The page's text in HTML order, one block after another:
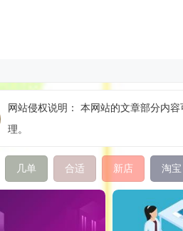
网站侵权说明： 本网站的文章部分内
理。
几单 合适 新店 淘宝